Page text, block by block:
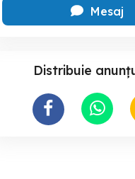
Mesaj
Distribuie